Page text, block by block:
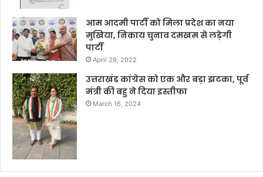
आम आदमी पार्टी को मिला प्रदेश का नया
मुखिया, निकाय चुनाव दमखम से लड़ेगी
पार्टी
April 29, 2022
उत्तराखंड कांग्रेस को एक और बड़ा झटका, पूर्व
मंत्री की बहु ने दिया इस्तीफा
March 16, 2024